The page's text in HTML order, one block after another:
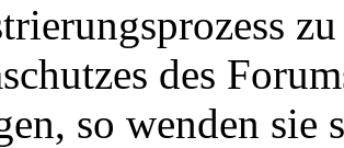
des
so wenden sie